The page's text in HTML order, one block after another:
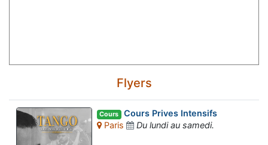
Flyers
Cours Cours Prives Intensifs
Paris
Du lundi au samedi.